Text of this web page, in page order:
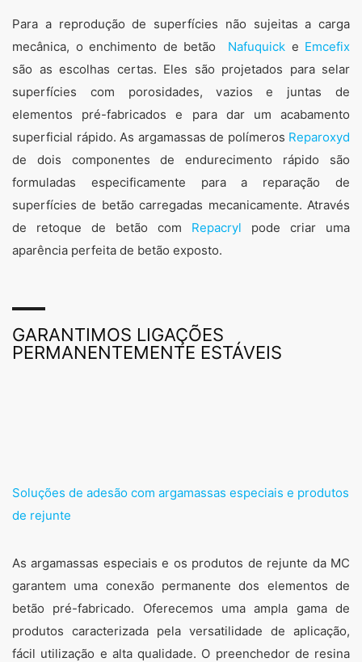
Para a reprodução de superfícies não sujeitas a carga
mecânica, o enchimento de betão Nafuquick e Emcefix
são as escolhas certas. Eles são projetados para selar
superfícies com porosidades, vazios e juntas de
elementos pré-fabricados e para dar um acabamento
superficial rápido. As argamassas de polímeros Reparoxyd
de dois componentes de endurecimento rápido são
formuladas especificamente para a reparação de
superfícies de betão carregadas mecanicamente. Através
de retoque de betão com Repacryl pode criar uma
aparência perfeita de betão exposto.
GARANTIMOS LIGAÇÕES
PERMANENTEMENTE ESTÁVEIS
Soluções de adesão com argamassas especiais e produtos
de rejunte
As argamassas especiais e os produtos de rejunte da MC
garantem uma conexão permanente dos elementos de
betão pré-fabricado. Oferecemos uma ampla gama de
produtos caracterizada pela versatilidade de aplicação,
fácil utilização e alta qualidade. O preenchedor de resina